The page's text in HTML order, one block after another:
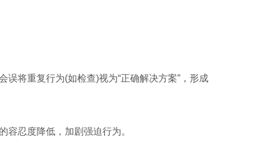
将重复行为(如检查)视为“正确解决方案”，形成
容忍度降低，加剧强迫行为。